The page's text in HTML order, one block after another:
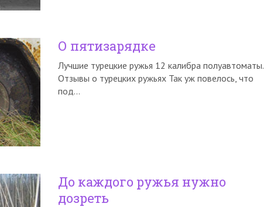
О пятизарядке
Лучшие турецкие ружья 12 калибра полуавтоматы.
Отзывы о турецких ружьях Так уж повелось, что
под…
До каждого ружья нужно
дозреть